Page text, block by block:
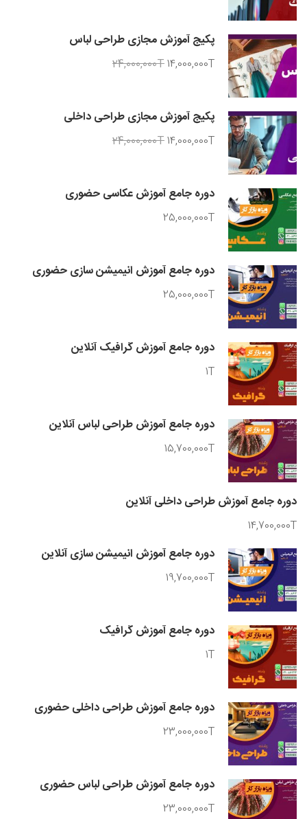
پکیج آموزش مجازی طراحی لباس
24,000,000T14,000,000T
پکیج آموزش مجازی طراحی داخلی
24,000,000T14,000,000T
دوره جامع آموزش عکاسی حضوری
25,000,000T
دوره جامع آموزش انیمیشن سازی حضوری
25,000,000T
دوره جامع آموزش گرافیک آنلاین
1T
دوره جامع آموزش طراحی لباس آنلاین
15,700,000T
دوره جامع آموزش طراحی داخلی آنلاین
14,700,000T
دوره جامع آموزش انیمیشن سازی آنلاین
19,700,000T
دوره جامع آموزش گرافیک
1T
دوره جامع آموزش طراحی داخلی حضوری
23,000,000T
دوره جامع آموزش طراحی لباس حضوری
23,000,000T